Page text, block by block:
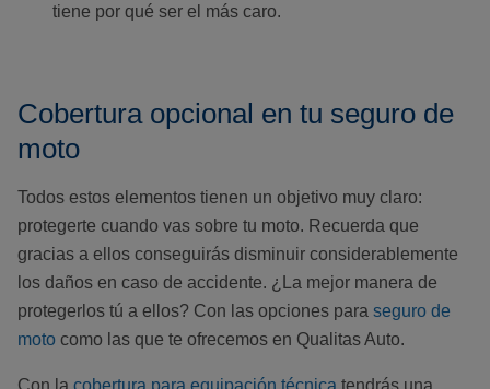
tiene por qué ser el más caro.
Cobertura opcional en tu seguro de
moto
Todos estos elementos tienen un objetivo muy claro:
protegerte cuando vas sobre tu moto. Recuerda que
gracias a ellos conseguirás disminuir considerablemente
los daños en caso de accidente. ¿La mejor manera de
protegerlos tú a ellos? Con las opciones para seguro de
moto como las que te ofrecemos en Qualitas Auto.